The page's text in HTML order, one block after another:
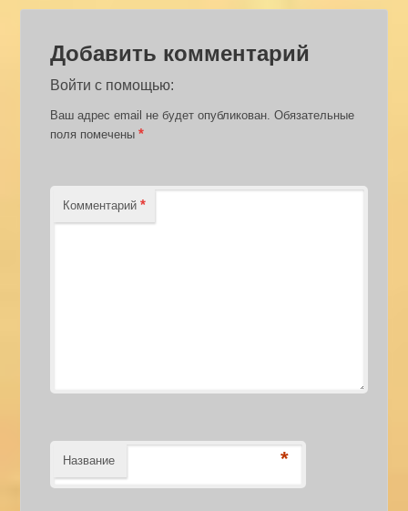
Добавить комментарий
Войти с помощью:
Ваш адрес email не будет опубликован. Обязательные
поля помечены*
Комментарий*
Название *